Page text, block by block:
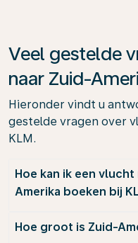
Veel gestelde
naar Zuid-
Hieronder vindt u
gestelde vragen over
KLM.
Hoe kan ik een
Amerika boeken bij
Een vlucht naar een
boekt u eenvoudig
Hoe groot is Zuid-